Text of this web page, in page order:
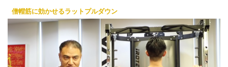
僧帽筋に効かせるラットプルダウン